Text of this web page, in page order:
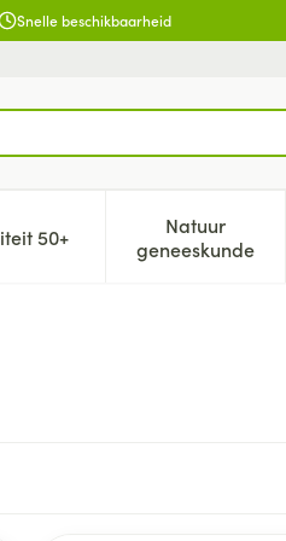
Snelle beschikbaarheid
categorie
Zwangerschap en kinderen
50+
Toon submenu voor Vitaliteit
Natuur
geneeskunde
Toon